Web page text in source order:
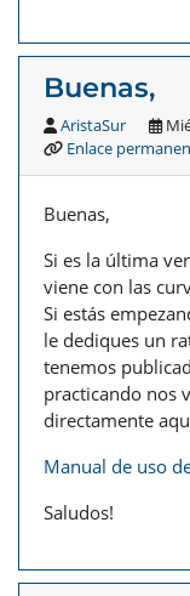
Buenas,
AristaSur
Enlace
Buenas,
Si es la última
viene con las
Si estás
le dediques un
tenemos
practicando nos
directamente
Manual de uso
Saludos!